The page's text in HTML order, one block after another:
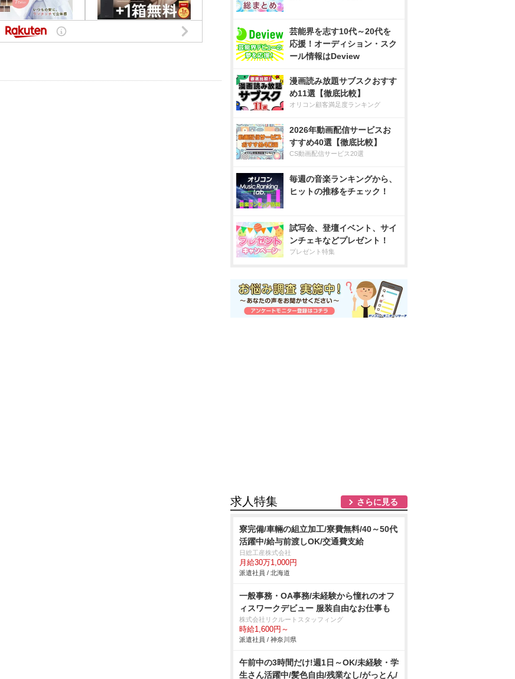
芸能界を志す10代～20代を
応援！オーディション・スク
ール情報はDeview
漫画読み放題サブスクおすす
め11選【徹底比較】
オリコン顧客満足度ランキング
2026年動画配信サービスお
すすめ40選【徹底比較】
CS動画配信サービス20選
毎週の音楽ランキングから、
ヒットの推移をチェック！
試写会、登壇イベント、サイ
ンチェキなどプレゼント！
プレゼント特集
求人特集 さらに見る
寮完備/車輛の組立加工/寮費無料/40～50代
活躍中/給与前渡しOK/交通費支給
日総工産株式会社
月給30万1,000円
派遣社員 / 北海道
一般事務・OA事務/未経験から憧れのオフ
ィスワークデビュー 服装自由なお仕事も
株式会社リクルートスタッフィング
時給1,600円～
派遣社員 / 神奈川県
午前中の3時間だけ!週1日～OK/未経験・学
生さん活躍中/髪色自由/残業なし/がっとん/